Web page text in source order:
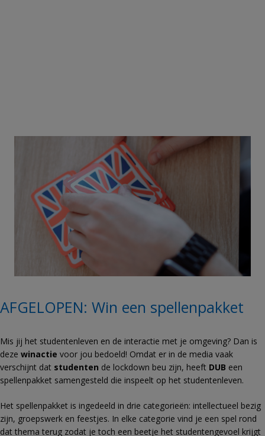
AFGELOPEN: Win een spellenpakket
Mis jij het studentenleven en de interactie met je omgeving? Dan is
deze winactie voor jou bedoeld! Omdat er in de media vaak
verschijnt dat studenten de lockdown beu zijn, heeft DUB een
spellenpakket samengesteld die inspeelt op het studentenleven.
Het spellenpakket is ingedeeld in drie categorieën: intellectueel bezig
zijn, groepswerk en feestjes. In elke categorie vind je een spel rond
dat thema terug zodat je toch een beetje het studentengevoel krijgt